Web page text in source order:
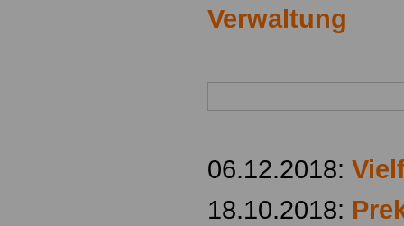
Verwaltung
06.12.2018:
18.10.2018: